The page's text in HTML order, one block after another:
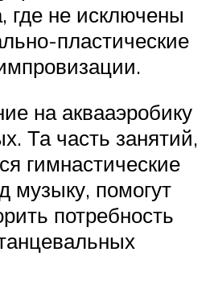
где не исключены
пластические
на аквааэробику
Та часть занятий,
гимнастические
музыку, помогут
потребность